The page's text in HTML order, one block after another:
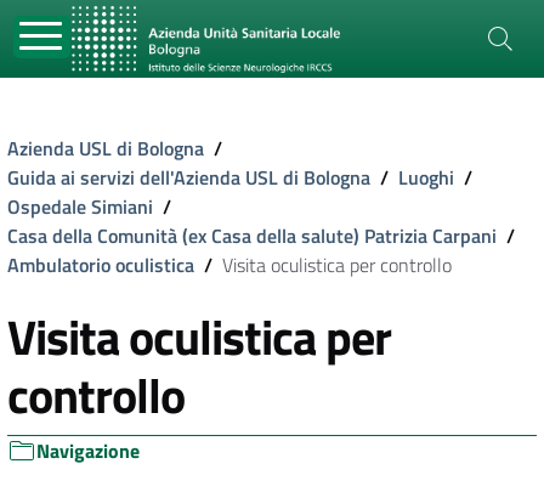
Azienda USL di Bologna /
Guida ai servizi dell'Azienda USL di Bologna / Luoghi /
Ospedale Simiani /
Casa della Comunità (ex Casa della salute) Patrizia Carpani /
Ambulatorio oculistica / Visita oculistica per controllo
Visita oculistica per
controllo
Navigazione